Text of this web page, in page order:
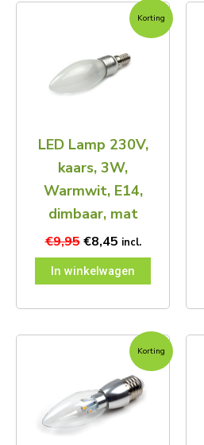
Korting
LED Lamp 230V,
kaars, 3W,
Warmwit, E14,
dimbaar, mat
€9,95
Oorspronkelijke
€9,95.
€8,45
Huidige
prijs
€8,45.
incl.
In winkelwagen
Korting
Oorspronkelijke
€9,95.
Huidige
prijs
is:
€8,45.